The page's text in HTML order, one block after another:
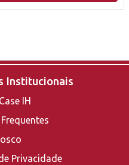
Institucionais
IH
Privacidade